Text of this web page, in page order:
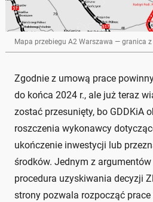
Mapa przebiegu A2 Warszawa — granica z
Zgodnie z umową prace
do końca 2024 r., ale już teraz
zostać przesunięty, bo GDDKiA
roszczenia wykonawcy
ukończenie inwestycji lub
środków. Jednym z argumentów
procedura uzyskiwania decyzji
strony pozwala rozpocząć prace